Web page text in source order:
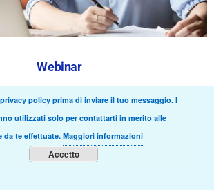
Webinar
policy prima di inviare il tuo messaggio. I
utilizzati solo per contattarti in merito alle
da te effettuate. Maggiori informazioni
Accetto